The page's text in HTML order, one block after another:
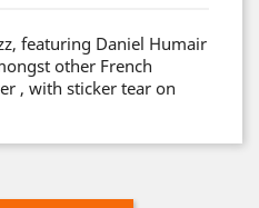
featuring Daniel Humair
other French
, with sticker tear on